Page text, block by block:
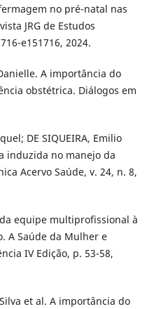
no pré-natal nas
JRG de Estudos
e151716, 2024.
A importância do
obstétrica. Diálogos em
DE SIQUEIRA, Emilio
induzida no manejo da
Acervo Saúde, v. 24, n. 8,
da equipe multiprofissional à
A Saúde da Mulher e
IV Edição, p. 53-58,
Silva et al. A importância do